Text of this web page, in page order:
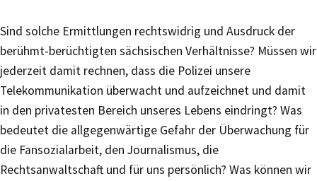
Sind solche Ermittlungen rechtswidrig und Ausdruck der
berühmt-berüchtigten sächsischen Verhältnisse? Müssen wir
jederzeit damit rechnen, dass die Polizei unsere
Telekommunikation überwacht und aufzeichnet und damit
in den privatesten Bereich unseres Lebens eindringt? Was
bedeutet die allgegenwärtige Gefahr der Überwachung für
die Fansozialarbeit, den Journalismus, die
Rechtsanwaltschaft und für uns persönlich? Was können wir